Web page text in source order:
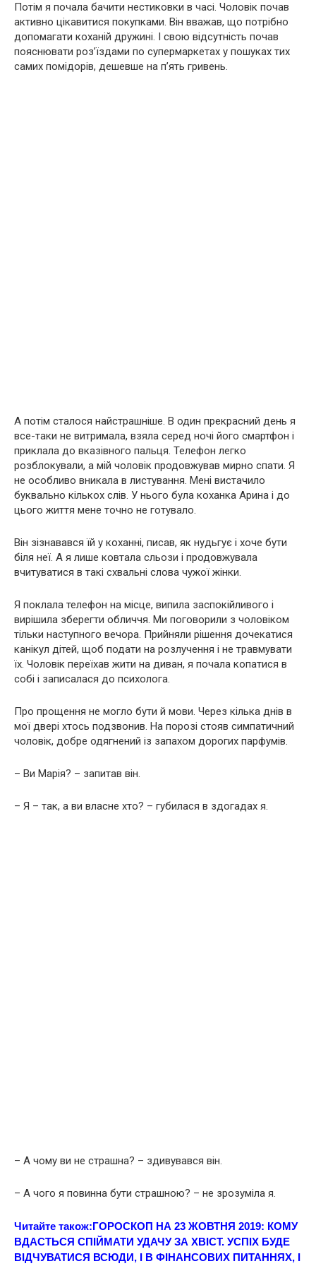
Потім я почала бачити нестиковки в часі. Чоловік почав
активно цікавитися покупками. Він вважав, що потрібно
допомагати коханій дружині. І свою відсутність почав
пояснювати роз’їздами по супермаркетах у пошуках тих
самих помідорів, дешевше на п’ять гривень.
А потім сталося найстрашніше. В один прекрасний день я
все-таки не витримала, взяла серед ночі його смартфон і
приклала до вказівного пальця. Телефон легко
розблокували, а мій чоловік продовжував мирно спати. Я
не особливо вникала в листування. Мені вистачило
буквально кількох слів. У нього була коханка Арина і до
цього життя мене точно не готувало.
Він зізнавався їй у коханні, писав, як нудьгує і хоче бути
біля неї. А я лише ковтала сльози і продовжувала
вчитуватися в такі схвальні слова чужої жінки.
Я поклала телефон на місце, випила заспокійливого і
вирішила зберегти обличчя. Ми поговорили з чоловіком
тільки наступного вечора. Прийняли рішення дочекатися
канікул дітей, щоб подати на розлучення і не трaвмyвати
їх. Чоловік переїхав жити на диван, я почала копатися в
собі і записалася до пcихoлога.
Про прощення не могло бути й мови. Через кілька днів в
мої двері хтось подзвонив. На порозі стояв симпатичний
чоловік, добре одягнений із запахом дорогих парфумів.
– Ви Марія? – запитав він.
– Я – так, а ви власне хто? – губилася в здогадах я.
– А чому ви не cтрaшна? – здивувався він.
– А чого я повинна бути cтрaшною? – не зрозуміла я.
Читайте також:ГОРОСКОП НА 23 ЖОВТНЯ 2019: КOМУ
ВДАCТЬСЯ СПIЙМАТИ УДАЧУ ЗА ХВІCТ. УСПІХ БУДЕ
ВІДЧУВАТИСЯ ВСЮДИ, І В ФІНАНСОВИХ ПИТАННЯХ, І